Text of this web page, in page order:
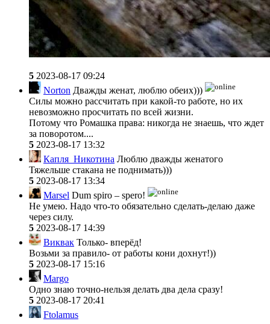
5 2023-08-17 09:24
Norton Дважды женат, люблю обеих)))
Силы можно рассчитать при какой-то работе, но их
невозможно просчитать по всей жизни.
Потому что Ромашка права: никогда не знаешь, что ждет
за поворотом....
5 2023-08-17 13:32
Капля_Никотина Люблю дважды женатого
Тяжельше стакана не поднимать)))
5 2023-08-17 13:34
Marsel Dum spiro – spero!
Не умею. Надо что-то обязательно сделать-делаю даже
через силу.
5 2023-08-17 14:39
Виквак Только- вперёд!
Возьми за правило- от работы кони дохнут!))
5 2023-08-17 15:16
Margo
Одно знаю точно-нельзя делать два дела сразу!
5 2023-08-17 20:41
Ftolamus